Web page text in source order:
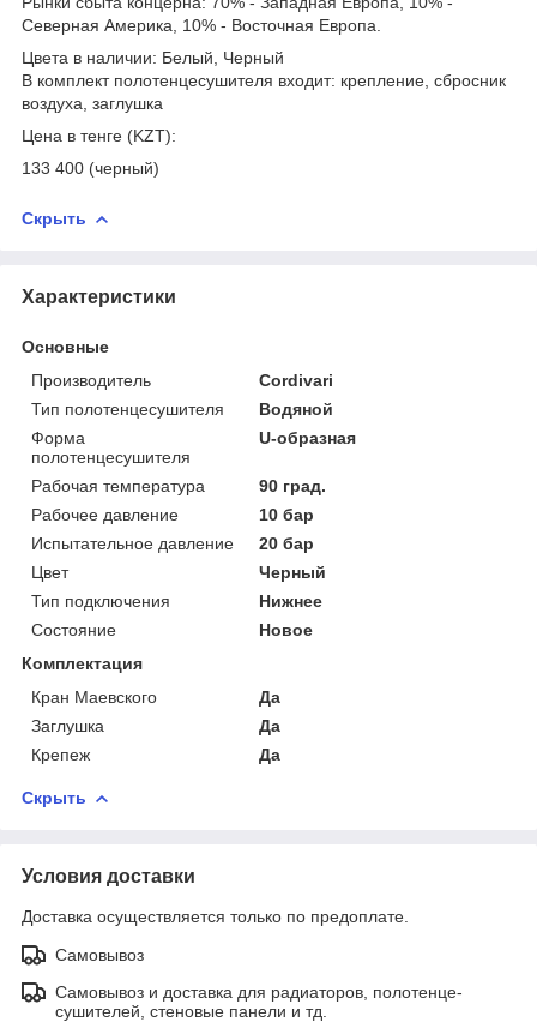
Северная Америка, 10% - Восточная Европа.
Цвета в наличии: Белый, Черный
В комплект полотенцесушителя входит: крепление, сбросник
воздуха, заглушка
Цена в тенге (KZT):
133 400 (черный)
Скрыть
Характеристики
Основные
Производитель
Cordivari
Тип полотенцесушителя
Водяной
Форма
полотенцесушителя
U-образная
Рабочая температура
90 град.
Рабочее давление
10 бар
Испытательное давление
20 бар
Цвет
Черный
Тип подключения
Нижнее
Состояние
Новое
Комплектация
Кран Маевского
Да
Заглушка
Да
Крепеж
Да
Скрыть
Условия доставки
Доставка осуществляется только по предоплате.
Самовывоз
Самовывоз и доставка для радиаторов, полотенце-
сушителей, стеновые панели и тд.